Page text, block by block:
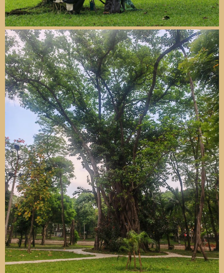
nhà nghỉ, méo ai ra công viên làm gì cho muỗi đốt.
Ga Hà Nội cũng nên như vậy.
Nó rộng 21ha. Chỉ cần để lại 2ha làm ga tàu Metro. Còn
lại 19 ha đủ làm 20 tòa nhà khổng lồ. Thậm chí nên làm
100 tầng. Ddeos mẹ, đẹp thôi rồi.
Chúng nó lại kêu gào làm công viên. Ngv *** thể tả dc.
Ngay đấy có công viên Lê Nin, Ba Mẫu, Thiền Quang,
chúng nó có vào bao giờ đâu.
Trong khi, những dự án kiểu này, tiền nộp vào ngân sách
phải đến cả chục ngàn tỉ đồng, đủ mở con đường, làm dc
nhiều công trình quy mô phục vụ chính cho đám chửi bới
suốt ngày này.
Lúc nào cũng làm công viên, trong khi tiền méo đâu ra mà
làm, mà làm rồi nó có vào đó đâu. Mấy cái công viên kiểu
này chỉ phục vụ mấy tay có nhà ở gần đó vào chim chuột,
đái bậy mà thôi.
Mẹ, suốt ngày đọc cmt ba xu mệt mỏi quá, hỡi anh em
tinh hoa
"